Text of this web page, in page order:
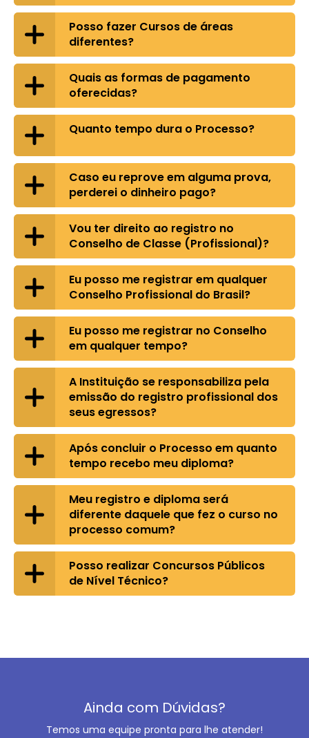
Posso fazer Cursos de áreas
diferentes?
Quais as formas de pagamento
oferecidas?
Quanto tempo dura o Processo?
Caso eu reprove em alguma prova,
perderei o dinheiro pago?
Vou ter direito ao registro no
Conselho de Classe (Profissional)?
Eu posso me registrar em qualquer
Conselho Profissional do Brasil?
Eu posso me registrar no Conselho
em qualquer tempo?
A Instituição se responsabiliza pela
emissão do registro profissional dos
seus egressos?
Após concluir o Processo em quanto
tempo recebo meu diploma?
Meu registro e diploma será
diferente daquele que fez o curso no
processo comum?
Posso realizar Concursos Públicos
de Nível Técnico?
Ainda com Dúvidas?
Temos uma equipe pronta para lhe atender!